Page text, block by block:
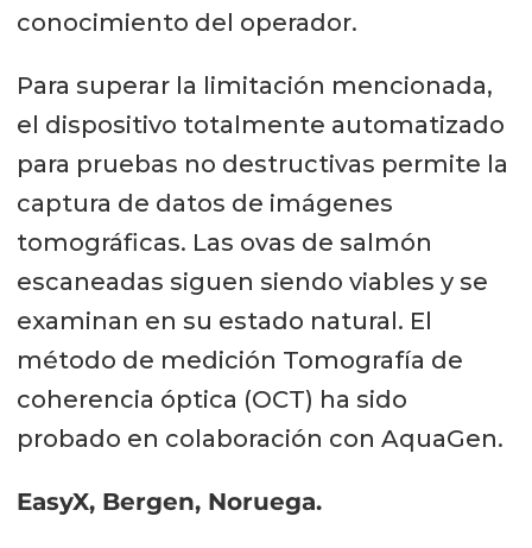
conocimiento del operador.
Para superar la limitación mencionada,
el dispositivo totalmente automatizado
para pruebas no destructivas permite la
captura de datos de imágenes
tomográficas. Las ovas de salmón
escaneadas siguen siendo viables y se
examinan en su estado natural. El
método de medición Tomografía de
coherencia óptica (OCT) ha sido
probado en colaboración con AquaGen.
EasyX, Bergen, Noruega.